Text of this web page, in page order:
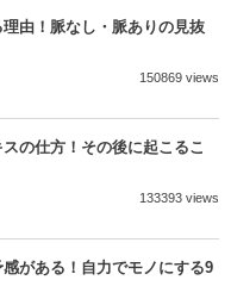
由！脈なし・脈ありの見抜
150869 views
の仕方！その後に起こるこ
133393 views
がある！自力でモノにする9